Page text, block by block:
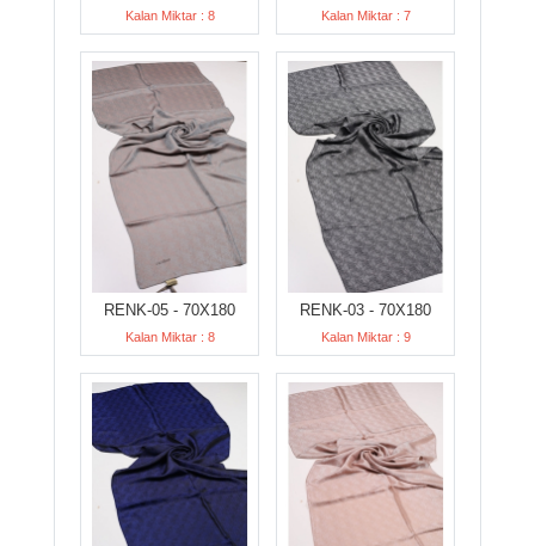
Kalan Miktar : 8 Kalan Miktar : 7
RENK-05 - 70X180
Kalan Miktar : 8
RENK-03 - 70X180
Kalan Miktar : 9